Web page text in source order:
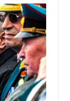
اجتماعی
سیاسی
اقتصادی
ورزشی
فرهنگی